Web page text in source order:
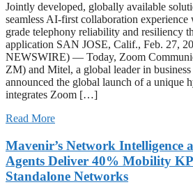
Jointly developed, globally available
seamless AI-first collaboration experience
grade telephony reliability and resiliency
application SAN JOSE, Calif., Feb. 27,
NEWSWIRE) — Today, Zoom
ZM) and Mitel, a global leader in
announced the global launch of a unique
integrates Zoom […]
Read More
Mavenir’s Network Intelligence
Agents Deliver 40% Mobility
Standalone Networks